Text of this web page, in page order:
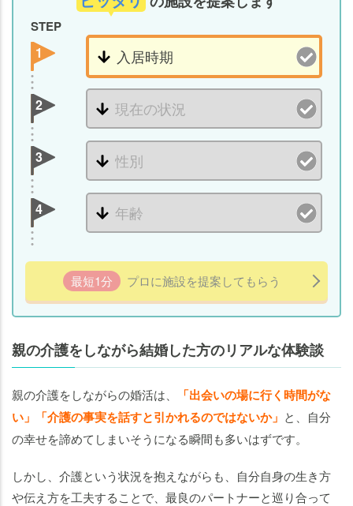
STEP
1
2
3
4
最短1分 プロに施設を提案してもらう
親の介護をしながら結婚した方のリアルな体験談
親の介護をしながらの婚活は、
「出会いの場に行く時間がな
い」「介護の事実を話すと引かれるのではないか」 と、自分
の幸せを諦めてしまいそうになる瞬間も多いはずです。
しかし、介護という状況を抱えながらも、自分自身の生き方
や伝え方を工夫することで、最良のパートナーと巡り合って